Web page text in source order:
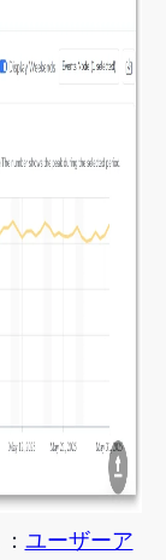
： ユーザーア